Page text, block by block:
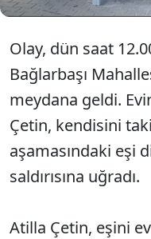
Olay, dün saat
Bağlarbaşı
meydana geldi.
Çetin, kendisini
aşamasındaki eşi
saldırısına uğradı.
Atilla Çetin, eşini